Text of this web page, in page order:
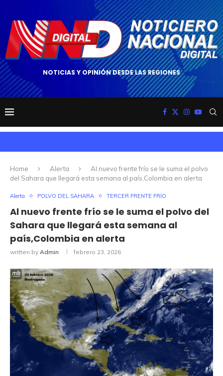
NOTICIAS Y OPINIÓN DESDE LAS REGIONES
Home Alerta
Al nuevo frente frío se le suma el polvo
del Sahara que llegará esta semana al país,Colombia en alerta
Alerta POLVO DEL SAHARA TERCER FRENTE FRÍO
Al nuevo frente frío se le suma el polvo del
Sahara que llegará esta semana al
país,Colombia en alerta
written by Admin febrero 23, 2026